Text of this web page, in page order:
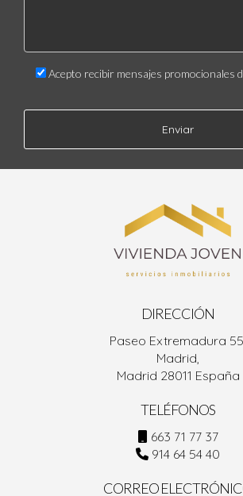
Acepto recibir mensajes promocionales
Enviar
DIRECCIÓN
Paseo Extremadura 55,
Madrid,
Madrid 28011 España
TELÉFONOS
663 71 77 37
914 64 54 40
CORREO